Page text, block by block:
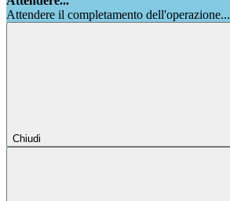
Attendere il completamento dell'operazione...
Chiudi